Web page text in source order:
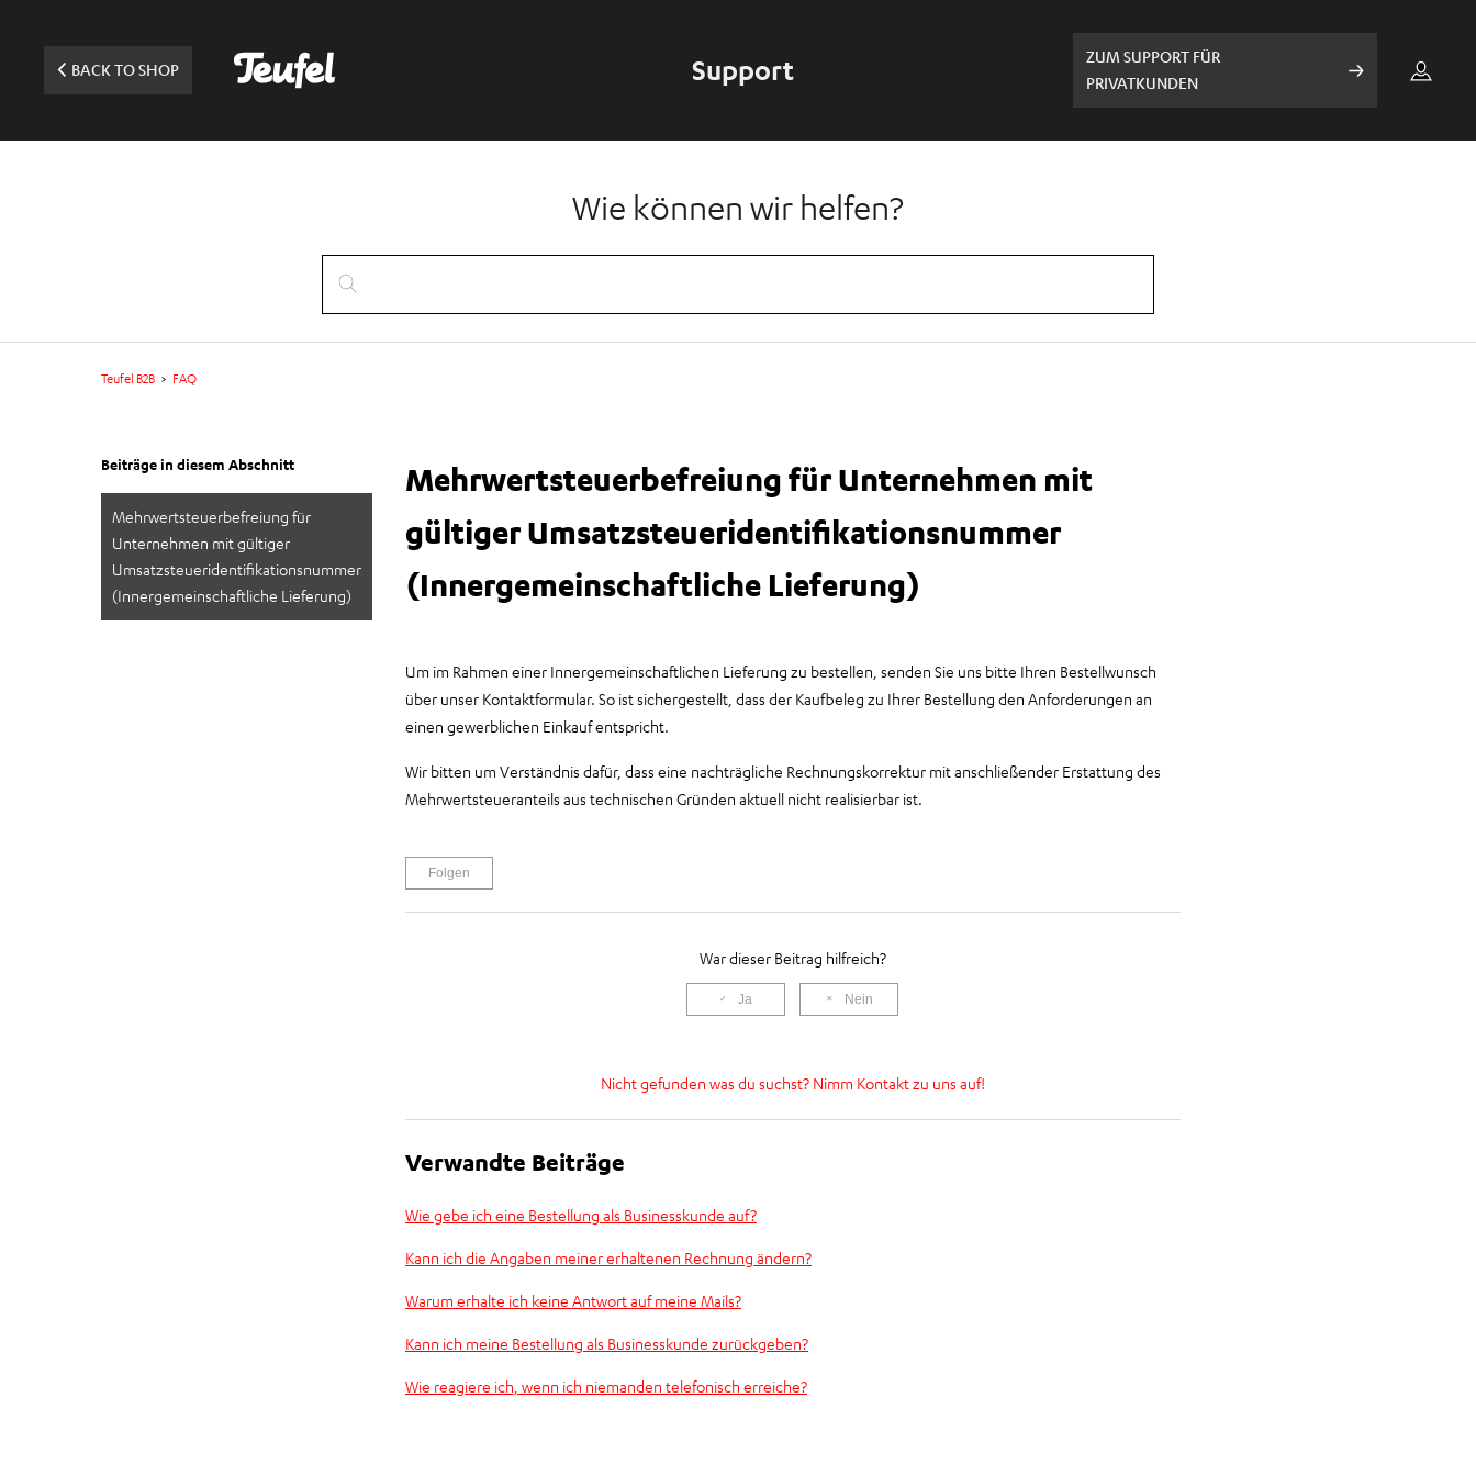
BACK TO SHOP Support
ZUM SUPPORT FÜR
PRIVATKUNDEN
Wie können wir helfen?
Teufel B2B FAQ
Beiträge in diesem Abschnitt
Mehrwertsteuerbefreiung für
Unternehmen mit gültiger
Umsatzsteueridentifikationsnummer
(Innergemeinschaftliche Lieferung)
Mehrwertsteuerbefreiung für Unternehmen mit
gültiger Umsatzsteueridentifikationsnummer
(Innergemeinschaftliche Lieferung)
Um im Rahmen einer Innergemeinschaftlichen Lieferung zu bestellen, senden Sie uns bitte Ihren Bestellwunsch
über unser Kontaktformular. So ist sichergestellt, dass der Kaufbeleg zu Ihrer Bestellung den Anforderungen an
einen gewerblichen Einkauf entspricht.
Wir bitten um Verständnis dafür, dass eine nachträgliche Rechnungskorrektur mit anschließender Erstattung des
Mehrwertsteueranteils aus technischen Gründen aktuell nicht realisierbar ist.
Folgen
War dieser Beitrag hilfreich?
Ja Nein
Nicht gefunden was du suchst? Nimm Kontakt zu uns auf!
Verwandte Beiträge
Wie gebe ich eine Bestellung als Businesskunde auf?
Kann ich die Angaben meiner erhaltenen Rechnung ändern?
Warum erhalte ich keine Antwort auf meine Mails?
Kann ich meine Bestellung als Businesskunde zurückgeben?
Wie reagiere ich, wenn ich niemanden telefonisch erreiche?